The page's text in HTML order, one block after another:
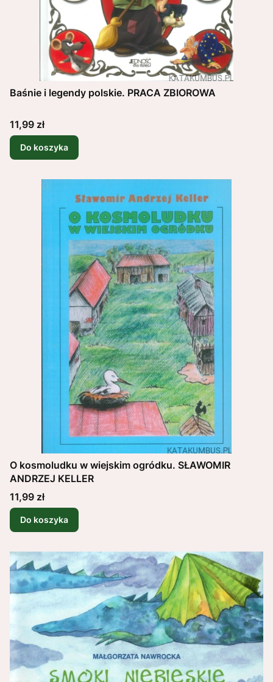
Baśnie i legendy polskie. PRACA ZBIOROWA
Cena
11,99 zł
Do koszyka
O kosmoludku w wiejskim ogródku. SŁAWOMIR
ANDRZEJ KELLER
Cena
11,99 zł
Do koszyka